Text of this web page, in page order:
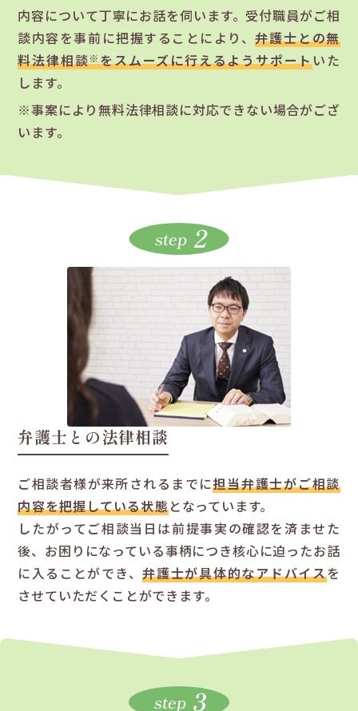
内容について丁寧にお話を伺います。受付職員がご相
談内容を事前に把握することにより、弁護士との無
料法律相談※をスムーズに行えるようサポートいた
します。
※事案により無料法律相談に対応できない場合がござ
います。
step2
弁護士との法律相談
ご相談者様が来所されるまでに担当弁護士がご相談
内容を把握している状態となっています。
したがってご相談当日は前提事実の確認を済ませた
後、お困りになっている事柄につき核心に迫ったお話
に入ることができ、弁護士が具体的なアドバイスを
させていただくことができます。
step3